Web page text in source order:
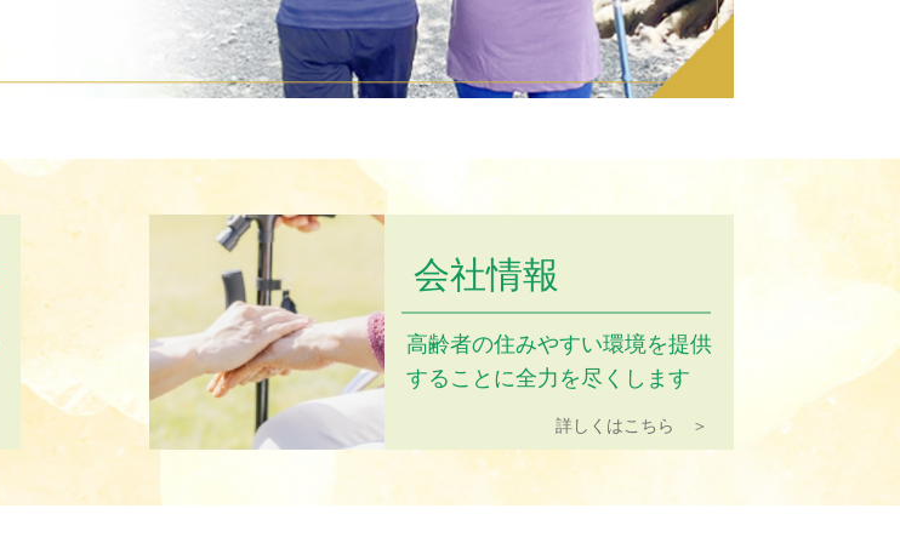
会社情報
高齢者の住みやすい環境を提供
することに全力を尽くします
詳しくはこちら ＞